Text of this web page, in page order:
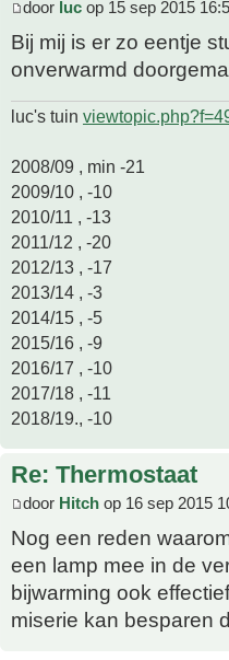
door luc op 15 sep 2015
Bij mij is er zo eentje
onverwarmd
luc's tuin
2008/09 , min -21
2009/10 , -10
2010/11 , -13
2011/12 , -20
2012/13 , -17
2013/14 , -3
2014/15 , -5
2015/16 , -9
2016/17 , -10
2017/18 , -11
2018/19., -10
Re: Thermostaat
door Hitch op 16 sep 2015
Nog een reden
een lamp mee in de
bijwarming ook
miserie kan besparen